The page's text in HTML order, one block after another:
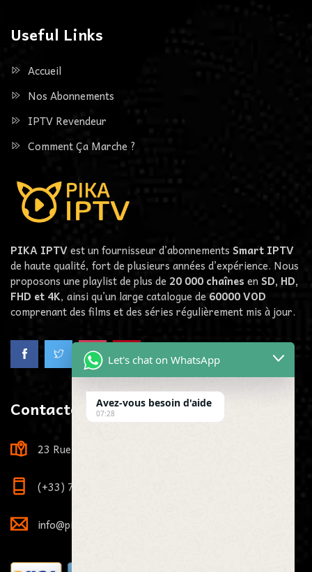
Useful Links
Accueil
Nos Abonnements
IPTV Revendeur
Comment Ça Marche ?
PIKA IPTVest un fournisseur d’abonnements Smart IPTV
de haute qualité, fort de plusieurs années d’expérience. Nous
proposons une playlist de plus de 20 000 chaînes en SD, HD,
FHD et 4K, ainsi qu’un large catalogue de 60000VOD
comprenant des films et des séries régulièrement mis à jour.
Contactez-Nous
23 Rue Louis Viardot, 21000 Dijon, France
(+33) 7 73 81 71 29
info@pikaiptv.me
Let's chat on WhatsApp
Avez-vous besoin d'aide
07:28